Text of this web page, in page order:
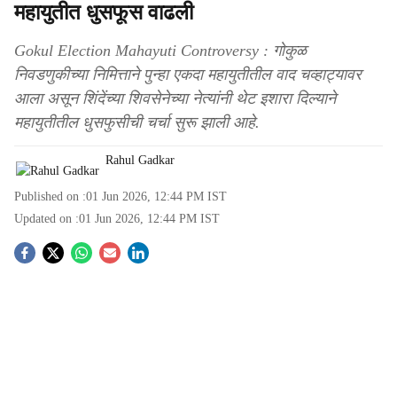
महायुतीत धुसफूस वाढली
Gokul Election Mahayuti Controversy : गोकुळ
निवडणुकीच्या निमित्ताने पुन्हा एकदा महायुतीतील वाद चव्हाट्यावर
आला असून शिंदेंच्या शिवसेनेच्या नेत्यांनी थेट इशारा दिल्याने
महायुतीतील धुसफुसीची चर्चा सुरू झाली आहे.
Rahul Gadkar
Published on :01 Jun 2026, 12:44 PM IST
Updated on :01 Jun 2026, 12:44 PM IST
S